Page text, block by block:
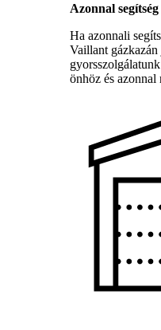
Azonnal segítség
Ha azonnali
Vaillant gázkazán
önhöz és azonnal